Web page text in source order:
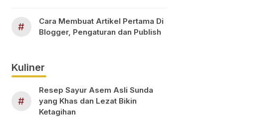
#
Cara Membuat Artikel Pertama Di
Blogger, Pengaturan dan Publish
Kuliner
#
Resep Sayur Asem Asli Sunda
yang Khas dan Lezat Bikin
Ketagihan